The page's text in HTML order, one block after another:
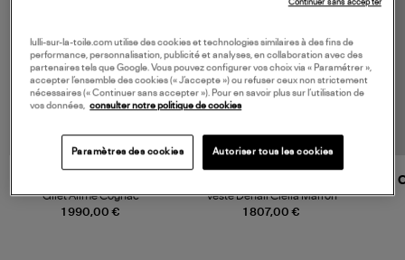
1 990,00 €
Gilet Alime Cognac
1 807,00 €
Veste Denali Clelia Marron
lulli-sur-la-toile.com utilise des cookies et technologies similaires à des fins de
performance, personnalisation, publicité et analyses, en collaboration avec des
partenaires tels que Google. Vous pouvez configurer vos choix via « Paramétrer »,
accepter l’ensemble des cookies (« J’accepte ») ou refuser ceux non strictement
nécessaires (« Continuer sans accepter »). Pour en savoir plus sur l’utilisation de
vos données, consulter notre politique de cookies
Paramètres des cookies Autoriser tous les cookies
Continuer sans accepter